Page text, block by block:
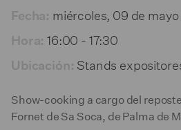
Fecha: miércoles, 09 de
Hora: 16:00 - 17:30
Ubicación: Stands
Show-cooking a cargo del
Fornet de Sa Soca, de Palma de